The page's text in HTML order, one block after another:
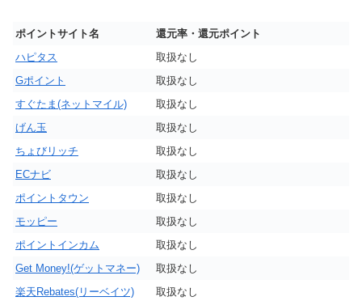
ポイントサイト名
還元率・還元ポイント
ハピタス
取扱なし
Gポイント
取扱なし
すぐたま(ネットマイル)
取扱なし
げん玉
取扱なし
ちょびリッチ
取扱なし
ECナビ
取扱なし
ポイントタウン
取扱なし
モッピー
取扱なし
ポイントインカム
取扱なし
Get Money!(ゲットマネー)
取扱なし
楽天Rebates(リーベイツ)
取扱なし